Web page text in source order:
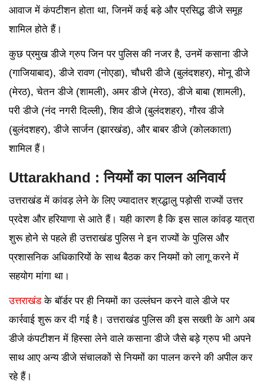
आवाज में कंपटीशन होता था, जिनमें कई बड़े और प्रसिद्ध डीजे समूह
शामिल होते हैं।
कुछ प्रमुख डीजे ग्रुप जिन पर पुलिस की नजर है, उनमें कसाना डीजे
(गाजियाबाद), डीजे रावण (नोएडा), चौधरी डीजे (बुलंदशहर), मोनू डीजे
(मेरठ), चेतन डीजे (शामली), अमर डीजे (मेरठ), डीजे बाबा (शामली),
परी डीजे (नंद नगरी दिल्ली), शिव डीजे (बुलंदशहर), गौरव डीजे
(बुलंदशहर), डीजे सार्जन (झारखंड), और बाबर डीजे (कोलकाता)
शामिल हैं।
Uttarakhand : नियमों का पालन अनिवार्य
उत्तराखंड में कांवड़ लेने के लिए ज्यादातर श्रद्धालु पड़ोसी राज्यों उत्तर
प्रदेश और हरियाणा से आते हैं। यही कारण है कि इस साल कांवड़ यात्रा
शुरू होने से पहले ही उत्तराखंड पुलिस ने इन राज्यों के पुलिस और
प्रशासनिक अधिकारियों के साथ बैठक कर नियमों को लागू करने में
सहयोग मांगा था।
उत्तराखंडके बॉर्डर पर ही नियमों का उल्लंघन करने वाले डीजे पर
कार्रवाई शुरू कर दी गई है। उत्तराखंड पुलिस की इस सख्ती के आगे अब
डीजे कंपटीशन में हिस्सा लेने वाले कसाना डीजे जैसे बड़े ग्रुप भी अपने
साथ आए अन्य डीजे संचालकों से नियमों का पालन करने की अपील कर
रहे हैं।